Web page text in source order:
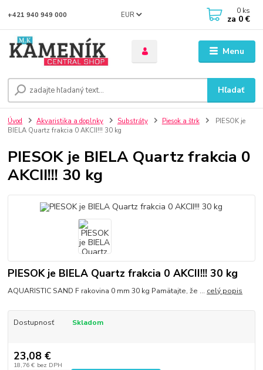
Menu
EUR
Hľadať
+421 940 949 000 0 ks
za 0 €
Úvod Akvaristika a doplnky Substráty Piesok a štrk
PIESOK je
BIELA Quartz frakcia 0 AKCII!!! 30 kg
PIESOK je BIELA Quartz frakcia 0
AKCII!!! 30 kg
PIESOK je BIELA Quartz frakcia 0 AKCII!!! 30 kg
AQUARISTIC SAND F rakovina 0 mm 30 kg Pamätajte, že ... celý popis
Dostupnosť Skladom
23,08 €
18,76 € bez DPH